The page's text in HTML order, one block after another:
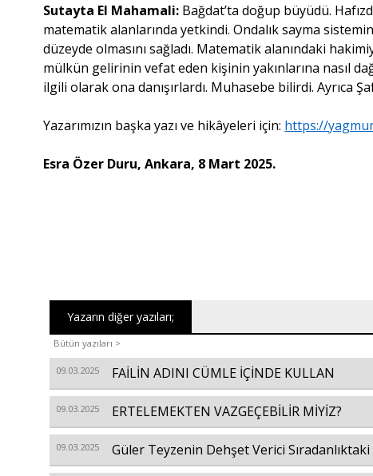
Sutayta El Mahamali: Bağdat’ta doğup büyüdü.
matematik alanlarında yetkindi. Ondalık sayma
düzeyde olmasını sağladı. Matematik alanındaki
mülkün gelirinin vefat eden kişinin yakınlarına nasıl
ilgili olarak ona danışırlardı. Muhasebe bilirdi. Ayrıca
Yazarımızın başka yazı ve hikâyeleri için: https://
Esra Özer Duru, Ankara, 8 Mart 2025.
Yazarın diğer yazıları;
Bütün yazıları >
09.03.2025 FAİLİN ADINI CÜMLE İÇİNDE KULLAN
09.03.2025 ERTELEMEKTEN VAZGEÇEBİLİR MİYİZ?
09.03.2025 Güler Teyzenin Dehşet Verici